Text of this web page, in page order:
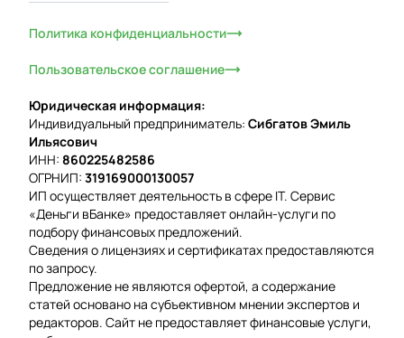
Политика конфиденциальности
Пользовательское соглашение
Юридическая информация:
Индивидуальный предприниматель: Сибгатов Эмиль
Ильясович
ИНН: 860225482586
ОГРНИП: 319169000130057
ИП осуществляет деятельность в сфере IT. Сервис
«Деньги вБанке» предоставляет онлайн-услуги по
подбору финансовых предложений.
Сведения о лицензиях и сертификатах предоставляются
по запросу.
Предложение не являются офертой, а содержание
статей основано на субъективном мнении экспертов и
редакторов. Сайт не предоставляет финансовые услуги,